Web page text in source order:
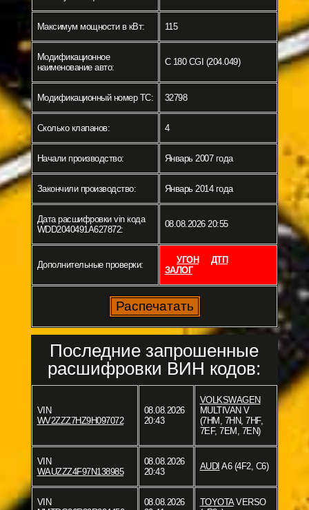
Максимум мощности в кВт: 115
Модификационное
наименование авто:
C 180 CGI (204.049)
Модификационный номер ТС: 32798
Сколько клапанов: 4
Начали производство: Январь 2007 года
Закончили производство: Январь 2014 года
Дата расшифровки vin кода
WDD2040491A627872:
08.08.2026 20:55
Дополнительные проверки: УГОН
ДТП
ЗАЛОГ
Последние запрошенные
расшифровки ВИН кодов:
VIN
WV2ZZZ7HZ9H097072
08.08.2026
20:43
VOLKSWAGEN
MULTIVAN V
(7HM, 7HN, 7HF,
7EF, 7EM, 7EN)
VIN
WAUZZZ4F97N138985
08.08.2026
20:43
AUDI A6 (4F2, C6)
VIN
08.08.2026
TOYOTAVERSO